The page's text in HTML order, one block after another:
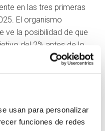
usan para personalizar
funciones de redes
en las tres primeras
El organismo
ve la posibilidad de que
del 2% antes de lo
Ángel Rico, director de
que las
de los
de desinflación y